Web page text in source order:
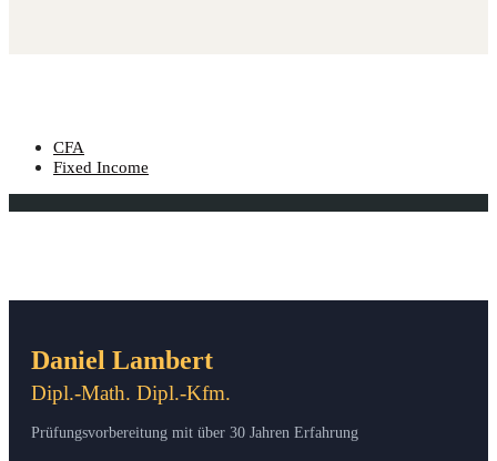
CFA
Fixed Income
Daniel Lambert
Dipl.-Math. Dipl.-Kfm.
Prüfungsvorbereitung mit über 30 Jahren Erfahrung